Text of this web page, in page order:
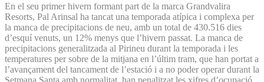
En el seu primer hivern formant part de la marca Grandvalira
Resorts, Pal Arinsal ha tancat una temporada atípica i complexa per
la manca de precipitacions de neu, amb un total de 430.516 dies
d’esquí venuts, un 12% menys que l’hivern passat. La manca de
precipitacions generalitzada al Pirineu durant la temporada i les
temperatures per sobre de la mitjana en l’últim tram, que han portat a
l’avançament del tancament de l’estació i a no poder operar durant la
Setmana Santa amb normalitat, han penalitzat les xifres d’ocupació.